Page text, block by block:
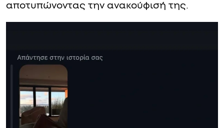
αποτυπώνοντας την ανακούφισή της.